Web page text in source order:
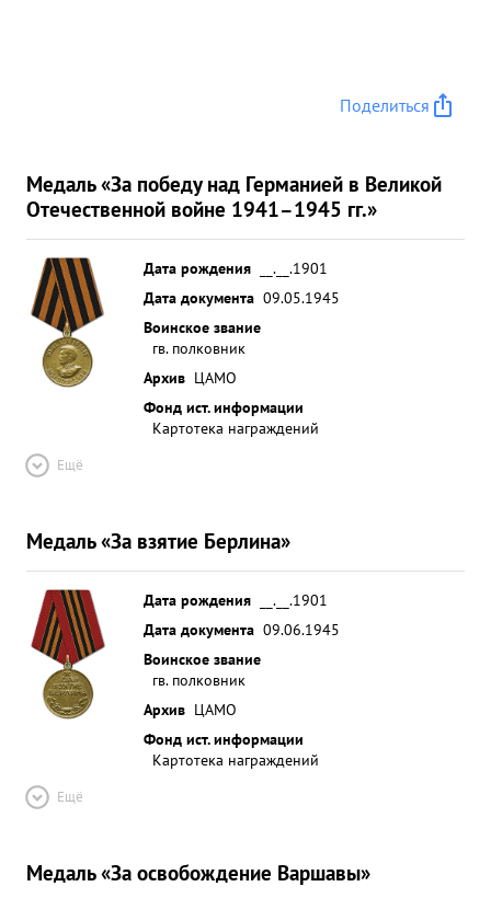
Поделиться
Медаль «За победу над Германией в Великой
Отечественной войне 1941–1945 гг.»
Дата рождения
__.__.1901
Дата документа 09.05.1945
Воинское звание
гв. полковник
Архив ЦАМО
Фонд ист. информации
Картотека награждений
Ещё
Медаль «За взятие Берлина»
Дата рождения
__.__.1901
Дата документа 09.06.1945
Воинское звание
гв. полковник
Архив ЦАМО
Фонд ист. информации
Картотека награждений
Ещё
Медаль «За освобождение Варшавы»